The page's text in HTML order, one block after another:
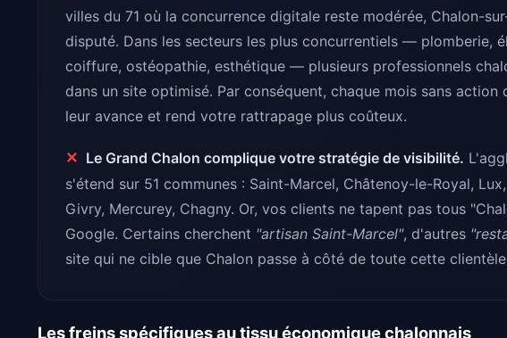
villes du 71 où la concurrence digitale reste modérée, Chalon-
disputé. Dans les secteurs les plus concurrentiels — plomberie,
coiffure, ostéopathie, esthétique — plusieurs professionnels
dans un site optimisé. Par conséquent, chaque mois sans
leur avance et rend votre rattrapage plus coûteux.
✕ Le Grand Chalon complique votre stratégie de visibilité.
s'étend sur 51 communes : Saint-Marcel, Châtenoy-le-Royal,
Givry, Mercurey, Chagny. Or, vos clients ne tapent pas tous
Google. Certains cherchent "artisan Saint-Marcel", d'autres
site qui ne cible que Chalon passe à côté de toute cette
Les freins spécifiques au tissu économique chalonnais